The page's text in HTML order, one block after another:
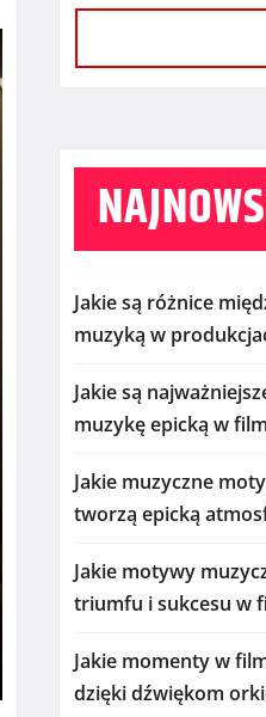
Jakie są różnice
muzyką w
Jakie są
muzykę epicką w
Jakie muzyczne
tworzą epicką
Jakie motywy
triumfu i sukcesu w
Jakie momenty w
dzięki dźwiękom